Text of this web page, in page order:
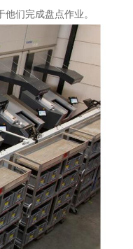
们完成盘点作业。